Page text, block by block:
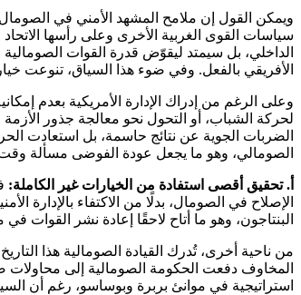
ويمكن القول إن ملامح المشهد الأمني في الصومال
سياسات القوى الغربية الأخرى وعلى رأسها
الداخلي، بل سيمتد ليقوّض قدرة القوات
الأفريقي بالفعل. وفي ضوء هذا السياق، تنوعت
وعلى الرغم من إدراك الإدارة الأمريكية بعدم
لحركة الشباب، أو التحول نحو معالجة جذور
الصومالي، وهو ما يجعل عودة الفوضى مسألة
أ. تحقيق أقصى استفادة من الخيارات غير الكاملة:
البنتاجون، وهو ما أتاح لاحقًا إعادة نشر
من ناحية أخرى، تُدرك القيادة الصومالية هذا
المخاوف دفعت الحكومة الصومالية إلى
استراتيجية في موانئ بربرة وبوساسو، رغم أن